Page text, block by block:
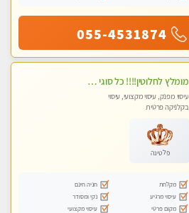
055-4531874
מומלץ לחלוטין!!!! כל סוגי העיסויים מעסה מקצועית ואיכותית פרטי!!!
עיסוי מפנק, עיסוי מקצועי, עיסוי
בקלניקה פרטית
פלטינה
מקלחת
חניה חינם
עיסוי מרגיע
נקי ומסודר
מקום פרטי
עיסוי מקצועי